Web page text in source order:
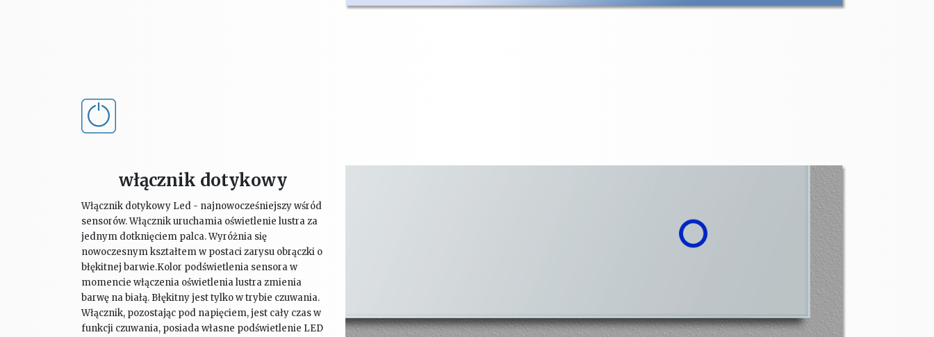
włącznik dotykowy
Włącznik dotykowy Led - najnowocześniejszy wśród
sensorów. Włącznik uruchamia oświetlenie lustra za
jednym dotknięciem palca. Wyróżnia się
nowoczesnym kształtem w postaci zarysu obrączki o
błękitnej barwie.Kolor podświetlenia sensora w
momencie włączenia oświetlenia lustra zmienia
barwę na białą. Błękitny jest tylko w trybie czuwania.
Włącznik, pozostając pod napięciem, jest cały czas w
funkcji czuwania, posiada własne podświetlenie LED